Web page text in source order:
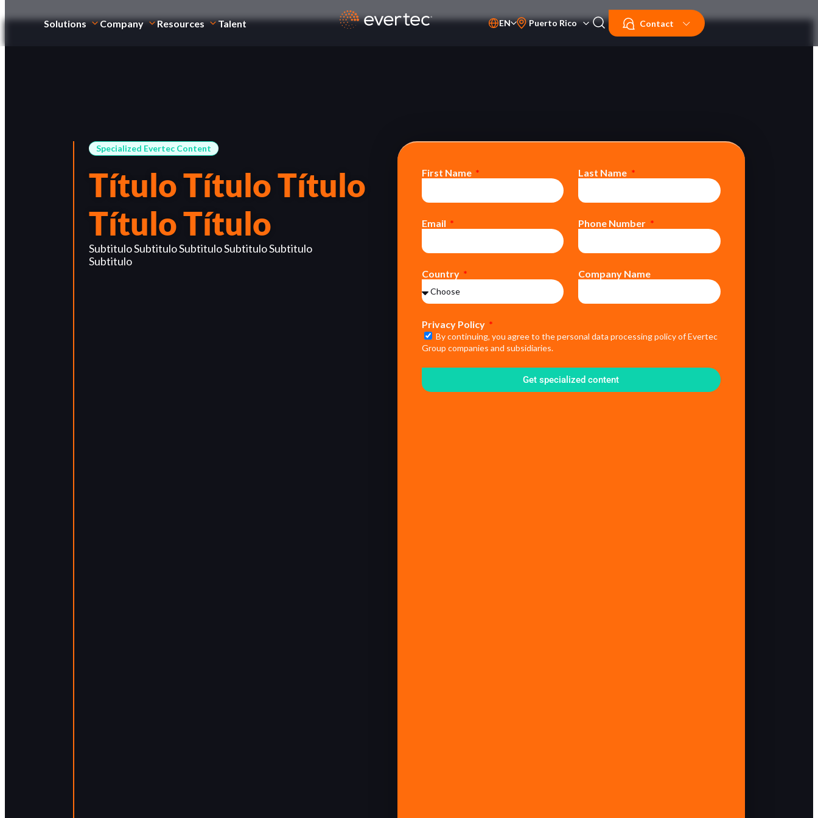
Solutions Company Resources Talent EN Puerto Rico Contact
Specialized Evertec Content
Título Título Título
Título Título
Subtitulo Subtitulo Subtitulo Subtitulo Subtitulo
Subtitulo
First Name Last Name
Email Phone Number
Country Company Name
Privacy Policy
By continuing, you agree to the personal data processing policy of Evertec
Group companies and subsidiaries.
Get specialized content